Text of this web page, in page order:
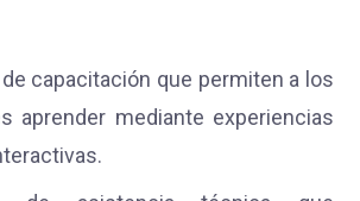
capacitación que permiten a los
aprender mediante experiencias